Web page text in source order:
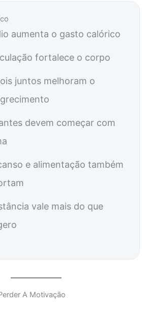
aumenta o gasto calórico
fortalece o corpo
juntos melhoram o
devem começar com
e alimentação também
vale mais do que
A Motivação